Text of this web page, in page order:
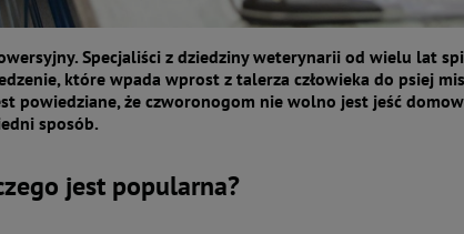
Specjaliści z dziedziny weterynarii od wielu lat
które wpada wprost z talerza człowieka do psiej
powiedziane, że czworonogom nie wolno jest jeść
sposób.
jest popularna?